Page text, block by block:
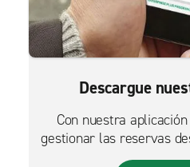
Descargue
Con nuestra
gestionar las reservas
más fácil